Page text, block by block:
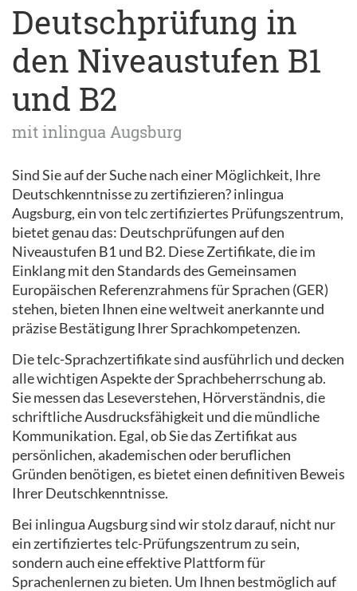
Deutschprüfung in
den Niveaustufen B1
und B2
mit inlingua Augsburg
Sind Sie auf der Suche nach einer Möglichkeit, Ihre
Deutschkenntnisse zu zertifizieren? inlingua
Augsburg, ein von telc zertifiziertes Prüfungszentrum,
bietet genau das: Deutschprüfungen auf den
Niveaustufen B1 und B2. Diese Zertifikate, die im
Einklang mit den Standards des Gemeinsamen
Europäischen Referenzrahmens für Sprachen (GER)
stehen, bieten Ihnen eine weltweit anerkannte und
präzise Bestätigung Ihrer Sprachkompetenzen.
Die telc-Sprachzertifikate sind ausführlich und decken
alle wichtigen Aspekte der Sprachbeherrschung ab.
Sie messen das Leseverstehen, Hörverständnis, die
schriftliche Ausdrucksfähigkeit und die mündliche
Kommunikation. Egal, ob Sie das Zertifikat aus
persönlichen, akademischen oder beruflichen
Gründen benötigen, es bietet einen definitiven Beweis
Ihrer Deutschkenntnisse.
Bei inlingua Augsburg sind wir stolz darauf, nicht nur
ein zertifiziertes telc-Prüfungszentrum zu sein,
sondern auch eine effektive Plattform für
Sprachenlernen zu bieten. Um Ihnen bestmöglich auf